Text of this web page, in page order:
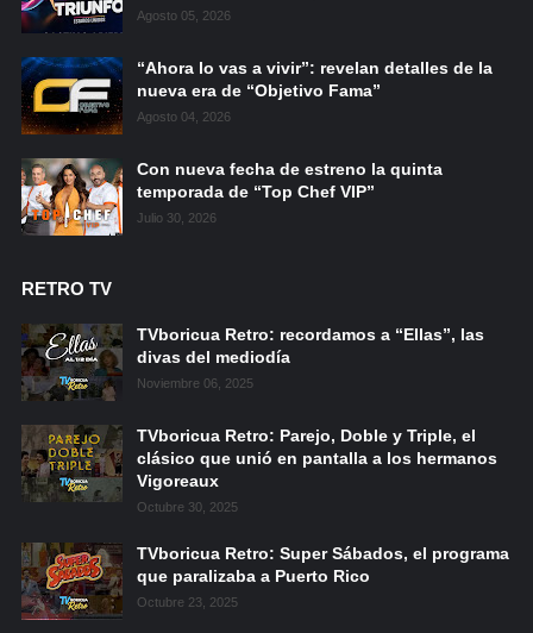
Agosto 05, 2026
“Ahora lo vas a vivir”: revelan detalles de la
nueva era de “Objetivo Fama”
Agosto 04, 2026
Con nueva fecha de estreno la quinta
temporada de “Top Chef VIP”
Julio 30, 2026
RETRO TV
TVboricua Retro: recordamos a “Ellas”, las
divas del mediodía
Noviembre 06, 2025
TVboricua Retro: Parejo, Doble y Triple, el
clásico que unió en pantalla a los hermanos
Vigoreaux
Octubre 30, 2025
TVboricua Retro: Super Sábados, el programa
que paralizaba a Puerto Rico
Octubre 23, 2025